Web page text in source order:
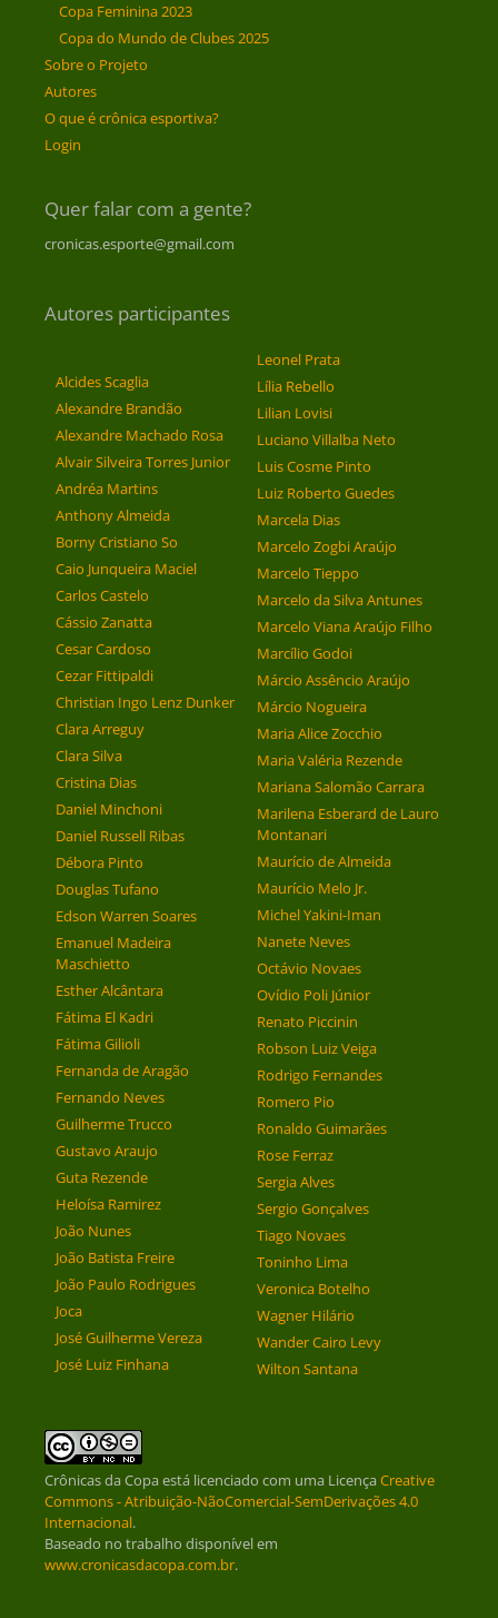
Copa Feminina 2023
Copa do Mundo de Clubes 2025
Sobre o Projeto
Autores
O que é crônica esportiva?
Login
Quer falar com a gente?
cronicas.esporte@gmail.com
Autores participantes
Alcides Scaglia
Alexandre Brandão
Alexandre Machado Rosa
Alvair Silveira Torres Junior
Andréa Martins
Anthony Almeida
Borny Cristiano So
Caio Junqueira Maciel
Carlos Castelo
Cássio Zanatta
Cesar Cardoso
Cezar Fittipaldi
Christian Ingo Lenz Dunker
Clara Arreguy
Clara Silva
Cristina Dias
Daniel Minchoni
Daniel Russell Ribas
Débora Pinto
Douglas Tufano
Edson Warren Soares
Emanuel Madeira
Maschietto
Esther Alcântara
Fátima El Kadri
Fátima Gilioli
Fernanda de Aragão
Fernando Neves
Guilherme Trucco
Gustavo Araujo
Guta Rezende
Heloísa Ramirez
João Nunes
João Batista Freire
João Paulo Rodrigues
Joca
José Guilherme Vereza
José Luiz Finhana
Leonel Prata
Lília Rebello
Lilian Lovisi
Luciano Villalba Neto
Luis Cosme Pinto
Luiz Roberto Guedes
Marcela Dias
Marcelo Zogbi Araújo
Marcelo Tieppo
Marcelo da Silva Antunes
Marcelo Viana Araújo Filho
Marcílio Godoi
Márcio Assêncio Araújo
Márcio Nogueira
Maria Alice Zocchio
Maria Valéria Rezende
Mariana Salomão Carrara
Marilena Esberard de Lauro
Montanari
Maurício de Almeida
Maurício Melo Jr.
Michel Yakini-Iman
Nanete Neves
Octávio Novaes
Ovídio Poli Júnior
Renato Piccinin
Robson Luiz Veiga
Rodrigo Fernandes
Romero Pio
Ronaldo Guimarães
Rose Ferraz
Sergia Alves
Sergio Gonçalves
Tiago Novaes
Toninho Lima
Veronica Botelho
Wagner Hilário
Wander Cairo Levy
Wilton Santana
Crônicas da Copaestá licenciado com uma LicençaCreative
Commons - Atribuição-NãoComercial-SemDerivações 4.0
Internacional.
Baseado no trabalho disponível em
www.cronicasdacopa.com.br.